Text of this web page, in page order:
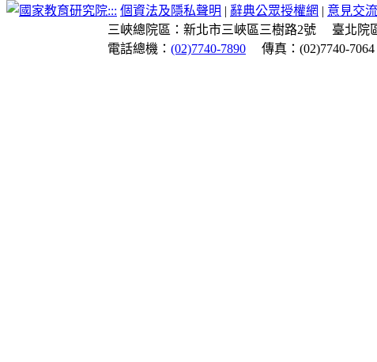
::: 個資法及隱私聲明 | 辭典公眾授權網 | 意見交流
三峽總院區：新北市三峽區三樹路2號
臺北院
電話總機： (02)7740-7890 傳真：(02)7740-7064